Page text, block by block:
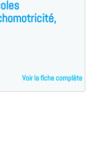
Voir la fiche complète